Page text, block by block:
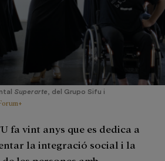
Superarte , del Grupo Sifu i
fa vint anys que es dedica a
la integració social i la